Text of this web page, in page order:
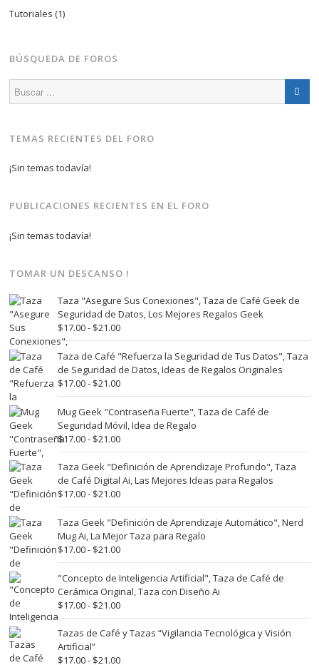
Tutoriales (1)
BÚSQUEDA DE FOROS
TEMAS RECIENTES DEL FORO
¡Sin temas todavía!
PUBLICACIONES RECIENTES EN EL FORO
¡Sin temas todavía!
TOMAR UN DESCANSO !
Taza "Asegure Sus Conexiones", Taza de Café Geek de
Seguridad de Datos, Los Mejores Regalos Geek
$17.00- $21.00Rango
de
precios:
desde
$17.00
hasta
$21.00
Taza de Café "Refuerza la Seguridad de Tus Datos", Taza
de Seguridad de Datos, Ideas de Regalos Originales
$17.00- $21.00Rango
de
precios:
desde
$17.00
hasta
$21.00
Mug Geek "Contraseña Fuerte", Taza de Café de
Seguridad Móvil, Idea de Regalo
$17.00- $21.00Rango
de
precios:
desde
$17.00
hasta
$21.00
Taza Geek "Definición de Aprendizaje Profundo", Taza
de Café Digital Ai, Las Mejores Ideas para Regalos
$17.00- $21.00Rango
de
precios:
desde
$17.00
hasta
$21.00
Taza Geek "Definición de Aprendizaje Automático", Nerd
Mug Ai, La Mejor Taza para Regalo
$17.00- $21.00Rango
de
precios:
desde
$17.00
hasta
$21.00
"Concepto de Inteligencia Artificial", Taza de Café de
Cerámica Original, Taza con Diseño Ai
$17.00- $21.00Rango
de
precios:
$17.00
Tazas de Café y Tazas “Vigilancia Tecnológica y Visión
Artificial”
$17.00- $21.00Rango